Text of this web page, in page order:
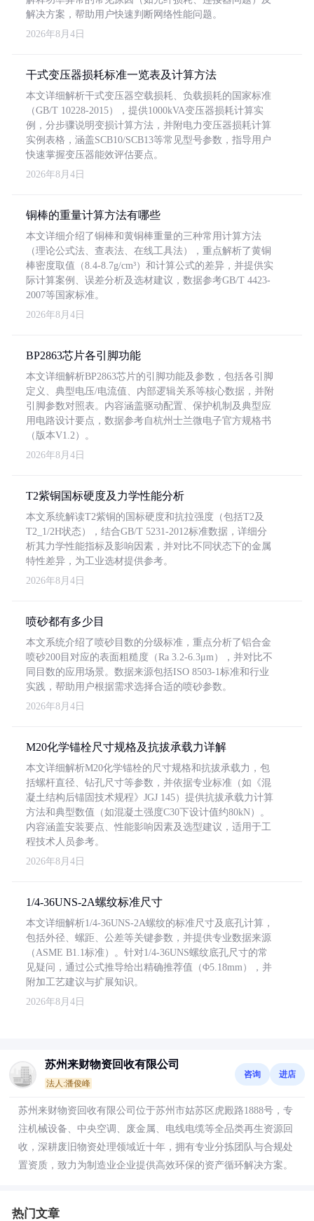
解决方案，帮助用户快速判断网络性能问题。
2026年8月4日
干式变压器损耗标准一览表及计算方法
本文详细解析干式变压器空载损耗、负载损耗的国家标准
（GB/T 10228-2015），提供1000kVA变压器损耗计算实
例，分步骤说明变损计算方法，并附电力变压器损耗计算
实例表格，涵盖SCB10/SCB13等常见型号参数，指导用户
快速掌握变压器能效评估要点。
2026年8月4日
铜棒的重量计算方法有哪些
本文详细介绍了铜棒和黄铜棒重量的三种常用计算方法
（理论公式法、查表法、在线工具法），重点解析了黄铜
棒密度取值（8.4-8.7g/cm³）和计算公式的差异，并提供实
际计算案例、误差分析及选材建议，数据参考GB/T 4423-
2007等国家标准。
2026年8月4日
BP2863芯片各引脚功能
本文详细解析BP2863芯片的引脚功能及参数，包括各引脚
定义、典型电压/电流值、内部逻辑关系等核心数据，并附
引脚参数对照表。内容涵盖驱动配置、保护机制及典型应
用电路设计要点，数据参考自杭州士兰微电子官方规格书
（版本V1.2）。
2026年8月4日
T2紫铜国标硬度及力学性能分析
本文系统解读T2紫铜的国标硬度和抗拉强度（包括T2及
T2_1/2H状态），结合GB/T 5231-2012标准数据，详细分
析其力学性能指标及影响因素，并对比不同状态下的金属
特性差异，为工业选材提供参考。
2026年8月4日
喷砂都有多少目
本文系统介绍了喷砂目数的分级标准，重点分析了铝合金
喷砂200目对应的表面粗糙度（Ra 3.2-6.3μm），并对比不
同目数的应用场景。数据来源包括ISO 8503-1标准和行业
实践，帮助用户根据需求选择合适的喷砂参数。
2026年8月4日
M20化学锚栓尺寸规格及抗拔承载力详解
本文详细解析M20化学锚栓的尺寸规格和抗拔承载力，包
括螺杆直径、钻孔尺寸等参数，并依据专业标准（如《混
凝土结构后锚固技术规程》JGJ 145）提供抗拔承载力计算
方法和典型数值（如混凝土强度C30下设计值约80kN）。
内容涵盖安装要点、性能影响因素及选型建议，适用于工
程技术人员参考。
2026年8月4日
1/4-36UNS-2A螺纹标准尺寸
本文详细解析1/4-36UNS-2A螺纹的标准尺寸及底孔计算，
包括外径、螺距、公差等关键参数，并提供专业数据来源
（ASME B1.1标准）。针对1/4-36UNS螺纹底孔尺寸的常
见疑问，通过公式推导给出精确推荐值（Φ5.18mm），并
附加工艺建议与扩展知识。
2026年8月4日
苏州来财物资回收有限公司
法人:潘俊峰
咨询 进店
苏州来财物资回收有限公司位于苏州市姑苏区虎殿路1888号，专
注机械设备、中央空调、废金属、电线电缆等全品类再生资源回
收，深耕废旧物资处理领域近十年，拥有专业分拣团队与合规处
置资质，致力为制造业企业提供高效环保的资产循环解决方案。
热门文章